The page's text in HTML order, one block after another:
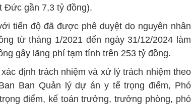
Đức gần 7,3 tỷ đồng).
tiến độ đã được phê duyệt do nguyên nhân
từ tháng 1/2021 đến ngày 31/12/2024 làm
gây lãng phí tạm tính trên 253 tỷ đồng.
định trách nhiệm và xử lý trách nhiệm theo
Ban Quản lý dự án y tế trọng điểm, Phó
điểm, kế toán trưởng, trưởng phòng, phó